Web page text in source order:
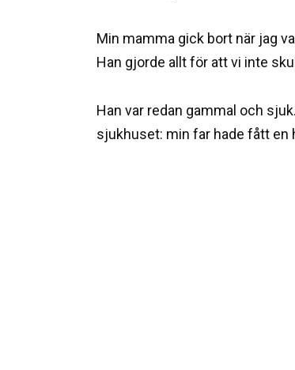
Min mamma gick bort när jag
Han gjorde allt för att vi inte
Han var redan gammal och
sjukhuset: min far hade fått